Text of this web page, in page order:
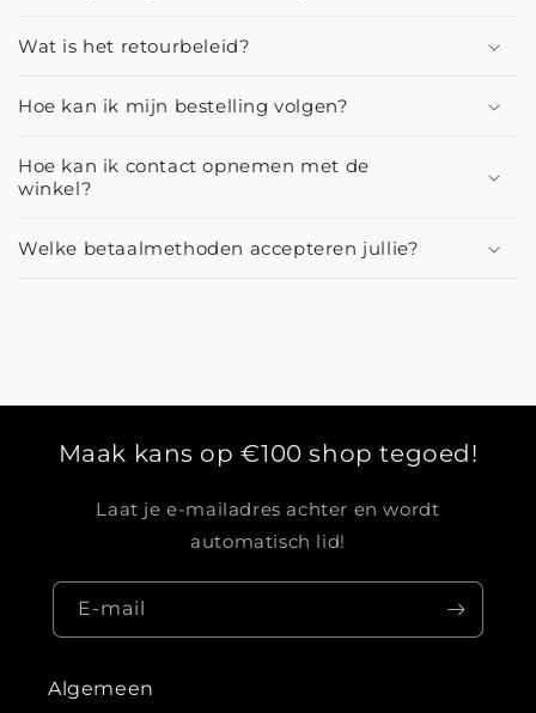
Wat is het retourbeleid?
Hoe kan ik mijn bestelling volgen?
Hoe kan ik contact opnemen met de
winkel?
Welke betaalmethoden accepteren jullie?
Maak kans op €100 shop tegoed!
Laat je e-mailadres achter en wordt
automatisch lid!
E‑mail
Algemeen